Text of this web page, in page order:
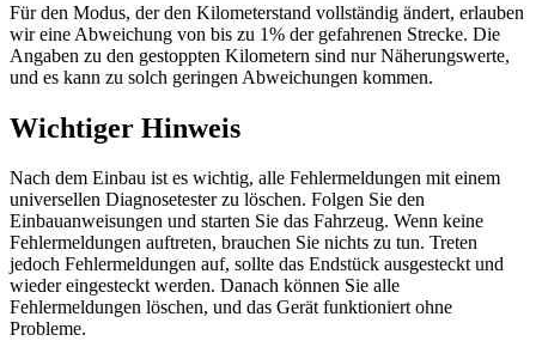
Für den Modus, der den Kilometerstand vollständig ändert, erlauben
wir eine Abweichung von bis zu 1% der gefahrenen Strecke. Die
Angaben zu den gestoppten Kilometern sind nur Näherungswerte,
und es kann zu solch geringen Abweichungen kommen.
Wichtiger Hinweis
Nach dem Einbau ist es wichtig, alle Fehlermeldungen mit einem
universellen Diagnosetester zu löschen. Folgen Sie den
Einbauanweisungen und starten Sie das Fahrzeug. Wenn keine
Fehlermeldungen auftreten, brauchen Sie nichts zu tun. Treten
jedoch Fehlermeldungen auf, sollte das Endstück ausgesteckt und
wieder eingesteckt werden. Danach können Sie alle
Fehlermeldungen löschen, und das Gerät funktioniert ohne
Probleme.